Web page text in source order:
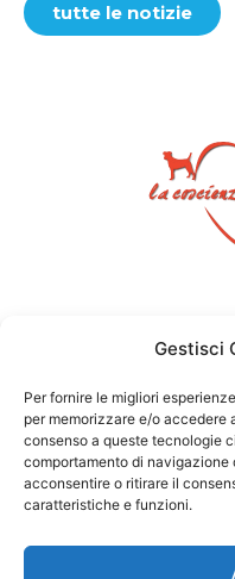
Gestisci
Per fornire le migliori
per memorizzare e/o accedere
consenso a queste tecnologie
comportamento di navigazione
acconsentire o ritirare il
caratteristiche e funzioni.
tutte le notizie